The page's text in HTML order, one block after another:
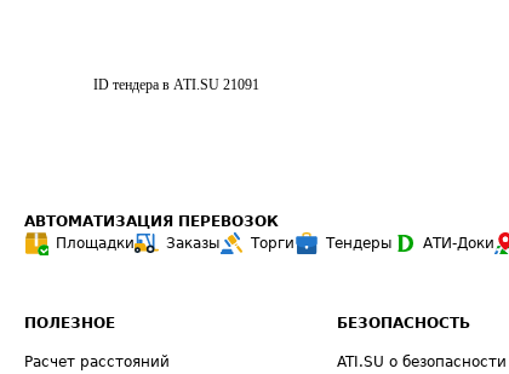
ID тендера в ATI.SU 21091
АВТОМАТИЗАЦИЯ ПЕРЕВОЗОК
Площадки
Заказы Торги Тендеры АТИ-Доки
ПОЛЕЗНОЕ
Расчет расстояний
БЕЗОПАСНОСТЬ
ATI.SU о безопасности